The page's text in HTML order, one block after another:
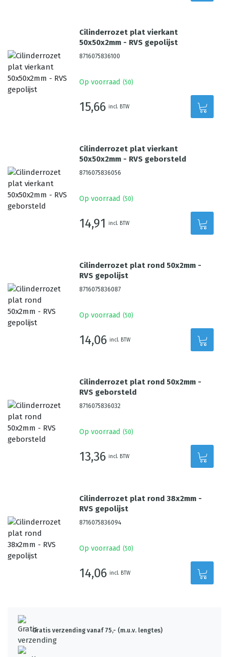
Cilinderrozet plat vierkant
50x50x2mm - RVS gepolijst
8716075836100
Op voorraad (50)
15,66 incl. BTW
Cilinderrozet plat vierkant
50x50x2mm - RVS geborsteld
8716075836056
Op voorraad (50)
14,91 incl. BTW
Cilinderrozet plat rond 50x2mm -
RVS gepolijst
8716075836087
Op voorraad (50)
14,06 incl. BTW
Cilinderrozet plat rond 50x2mm -
RVS geborsteld
8716075836032
Op voorraad (50)
13,36 incl. BTW
Cilinderrozet plat rond 38x2mm -
RVS gepolijst
8716075836094
Op voorraad (50)
14,06 incl. BTW
Gratis verzending vanaf 75,- (m.u.v. lengtes)